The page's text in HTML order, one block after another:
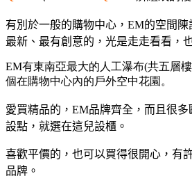
有別於一般的購物中心，EM的空間
最新、最有創意的，光是走走看看，
EM有東南亞最大的人工瀑布(共五層
個在購物中心內的戶外空中花園。
愛買精品的，EM品牌齊全，而且很
設點，就選在這兒設櫃。
喜歡平價的，也可以買得很開心，有
品牌。